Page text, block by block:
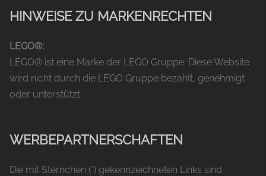
HINWEISE ZU MARKENRECHTEN
LEGO®:
LEGO® ist eine Marke der LEGO Gruppe. Diese Website
wird nicht durch die LEGO Gruppe bezahlt, genehmigt
oder unterstützt.
WERBEPARTNERSCHAFTEN
Die mit Sternchen (*) gekennzeichneten Links sind